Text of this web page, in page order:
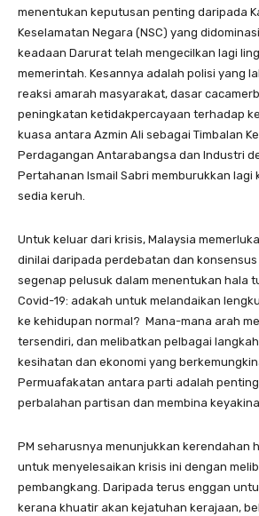
menentukan keputusan penting daripada
Keselamatan Negara (NSC) yang
keadaan Darurat telah mengecilkan lagi
memerintah. Kesannya adalah polisi yang
reaksi amarah masyarakat, dasar
peningkatan ketidakpercayaan terhadap
kuasa antara Azmin Ali sebagai Timbalan
Perdagangan Antarabangsa dan Industri
Pertahanan Ismail Sabri memburukkan lagi
sedia keruh.
Untuk keluar dari krisis, Malaysia
dinilai daripada perdebatan dan
segenap pelusuk dalam menentukan hala
Covid-19: adakah untuk melandaikan
ke kehidupan normal? Mana-mana arah
tersendiri, dan melibatkan pelbagai
kesihatan dan ekonomi yang
Permuafakatan antara parti adalah
perbalahan partisan dan membina
PM seharusnya menunjukkan kerendahan
untuk menyelesaikan krisis ini dengan
pembangkang. Daripada terus enggan
kerana khuatir akan kejatuhan kerajaan,